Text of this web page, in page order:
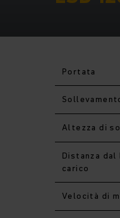
Portata
Altezza di
Distanza
carico
Velocità di